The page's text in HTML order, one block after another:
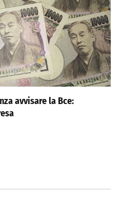
avvisare la Bce: